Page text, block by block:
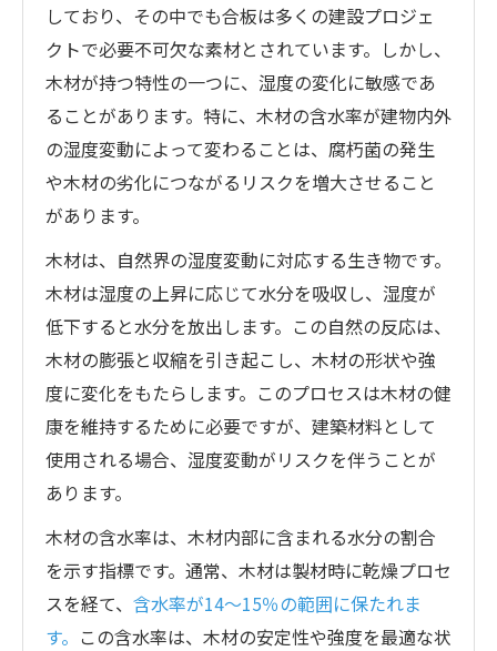
しており、その中でも合板は多くの建設プロジェ
クトで必要不可欠な素材とされています。しかし、
木材が持つ特性の一つに、湿度の変化に敏感であ
ることがあります。特に、木材の含水率が建物内外
の湿度変動によって変わることは、腐朽菌の発生
や木材の劣化につながるリスクを増大させること
があります。
木材は、自然界の湿度変動に対応する生き物です。
木材は湿度の上昇に応じて水分を吸収し、湿度が
低下すると水分を放出します。この自然の反応は、
木材の膨張と収縮を引き起こし、木材の形状や強
度に変化をもたらします。このプロセスは木材の健
康を維持するために必要ですが、建築材料として
使用される場合、湿度変動がリスクを伴うことが
あります。
木材の含水率は、木材内部に含まれる水分の割合
を示す指標です。通常、木材は製材時に乾燥プロセ
スを経て、 含水率が14〜15％の範囲に保たれま
す。 この含水率は、木材の安定性や強度を最適な状